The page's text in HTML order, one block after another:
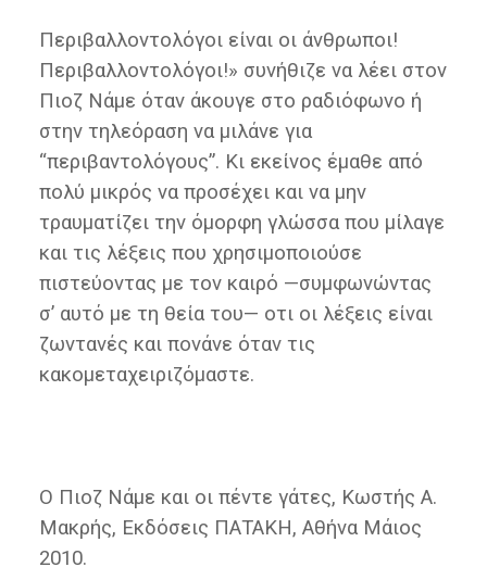
Περιβαλλοντολόγοι είναι οι άνθρωποι!
Περιβαλλοντολόγοι!» συνήθιζε να λέει στον
Πιοζ Νάμε όταν άκουγε στο ραδιόφωνο ή
στην τηλεόραση να μιλάνε για
“περιβαντολόγους”. Κι εκείνος έμαθε από
πολύ μικρός να προσέχει και να μην
τραυματίζει την όμορφη γλώσσα που μίλαγε
και τις λέξεις που χρησιμοποιούσε
πιστεύοντας με τον καιρό —συμφωνώντας
σ’ αυτό με τη θεία του— οτι οι λέξεις είναι
ζωντανές και πονάνε όταν τις
κακομεταχειριζόμαστε.
Ο Πιοζ Νάμε και οι πέντε γάτες, Κωστής Α.
Μακρής, Εκδόσεις ΠΑΤΑΚΗ, Αθήνα Μάιος
2010.